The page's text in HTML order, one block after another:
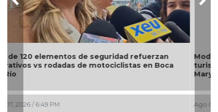
Modernización del World Trade Center fortalecerá
turismo, empleo y economía de Boca del Río:
Maryjose Gamboa
Ago 07, 2026 / 5:15 PM
Previous